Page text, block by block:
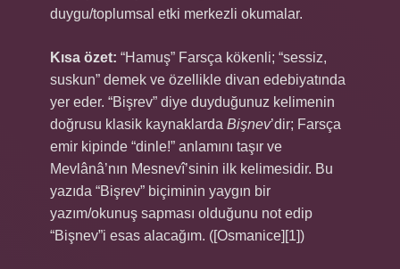
duygu/toplumsal etki merkezli okumalar.
Kısa özet: “Hamuş” Farsça kökenli; “sessiz,
suskun” demek ve özellikle divan edebiyatında
yer eder. “Bişrev” diye duyduğunuz kelimenin
doğrusu klasik kaynaklarda Bişnev’dir; Farsça
emir kipinde “dinle!” anlamını taşır ve
Mevlânâ’nın Mesnevî’sinin ilk kelimesidir. Bu
yazıda “Bişrev” biçiminin yaygın bir
yazım/okunuş sapması olduğunu not edip
“Bişnev”i esas alacağım. ([Osmanice][1])